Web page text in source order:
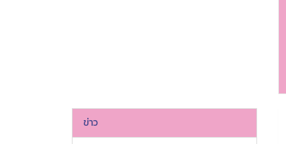
ข่าว